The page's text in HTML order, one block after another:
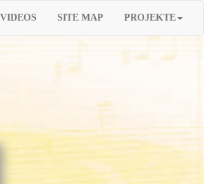
VIDEOS SITE MAP PROJEKTE